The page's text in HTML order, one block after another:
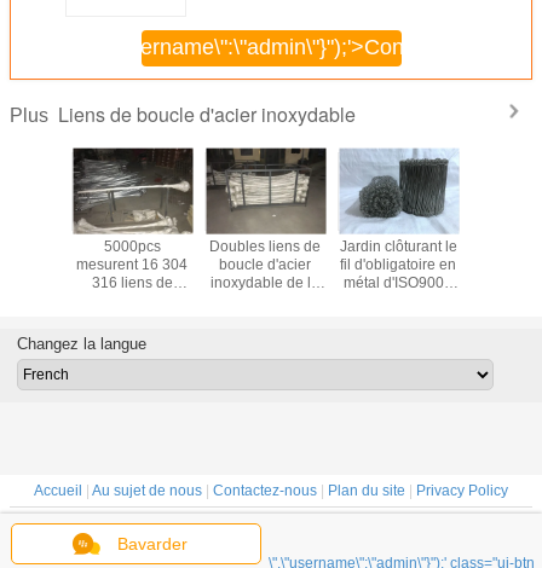
\",\"username\":\"admin\"}");'>Continuer
Plus Liens de boucle d'acier inoxydable
5000pcs
mesurent 16 304
316 liens de
Doubles liens de
boucle d'acier
inoxydable de la
Jardin clôturant le
fil d'obligatoire en
métal d'ISO9001
Bavarder
\",\"username\":\"admin\"}");' class="ui-btn
Changez la langue
Accueil | Au sujet de nous | Contactez-nous | Plan du site | Privacy Policy
Vue de bureau
Copyright © 2020 - 2025 Hebei Qingrui Metal Wire Mesh Products Co. , Ltd..